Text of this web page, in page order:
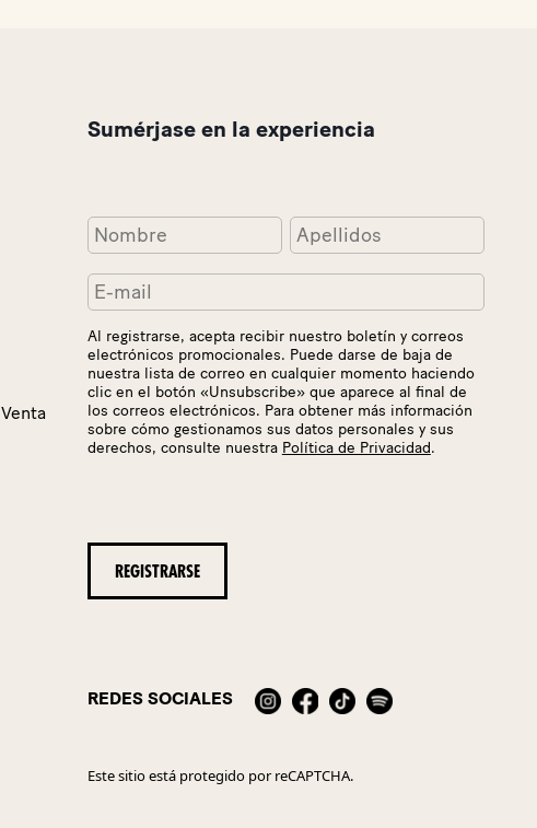
Sumérjase en la experiencia
Al registrarse, acepta recibir nuestro boletín y correos
electrónicos promocionales. Puede darse de baja de
nuestra lista de correo en cualquier momento haciendo
clic en el botón «Unsubscribe» que aparece al final de
los correos electrónicos. Para obtener más información
sobre cómo gestionamos sus datos personales y sus
derechos, consulte nuestra Política de Privacidad.
REDES SOCIALES
Este sitio está protegido por reCAPTCHA.